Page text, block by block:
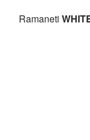
Ramaneti